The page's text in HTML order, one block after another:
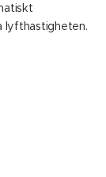
lyfthastigheten.